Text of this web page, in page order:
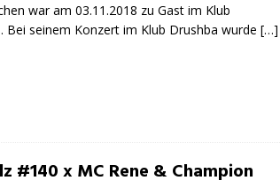
war am 03.11.2018 zu Gast im Klub
Bei seinem Konzert im Klub Drushba wurde […]
#140 x MC Rene & Champion